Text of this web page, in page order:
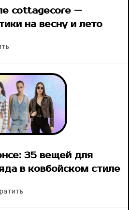
cottagecore —
на весну и лето
35 вещей для
в ковбойском стиле